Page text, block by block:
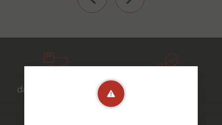
darmowa dostawa